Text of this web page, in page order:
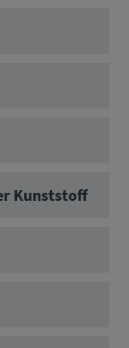
Kunststoff